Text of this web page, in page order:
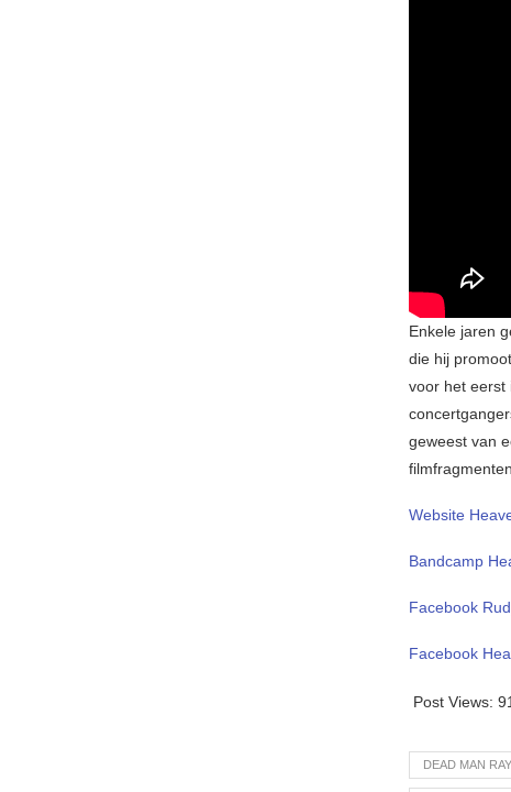
Enkele jaren
die hij
voor het eerst
geweest van
Website
Bandcamp
Facebook
Facebook
Post Views:
DEAD MAN RAY